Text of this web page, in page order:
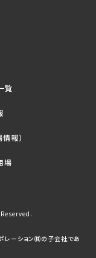
覧
報）
場
レーション㈱の子会社であ